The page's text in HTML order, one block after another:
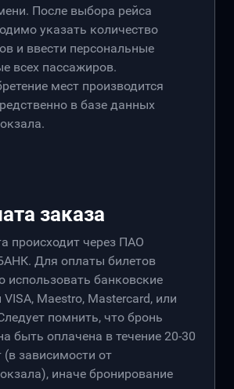
После выбора рейса
указать количество
и ввести персональные
всех пассажиров.
мест производится
в базе данных
заказа
происходит через ПАО
Для оплаты билетов
использовать банковские
VISA, Maestro, Mastercard, или
помнить, что бронь
быть оплачена в течение 20-30
(в зависимости от
иначе бронирование